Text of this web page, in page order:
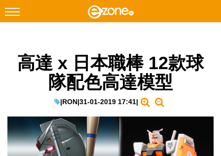
Facebook Instagram
遊戲動漫
教學評測
高達 x 日本職棒 12款球
隊配色高達模型
|RON|31-01-2019 17:41|